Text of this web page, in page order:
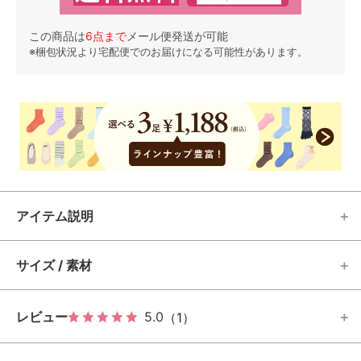
この商品は6点まで メール便発送が可能
※梱包状況より宅配便でのお届けになる可能性があります。
アイテム説明
サイズ / 素材
レビュー 5.0 （1）